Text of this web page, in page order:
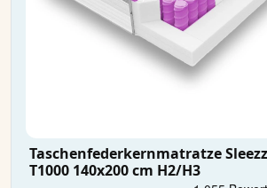
Taschenfederkernmatratze
T1000 140x200 cm H2/H3